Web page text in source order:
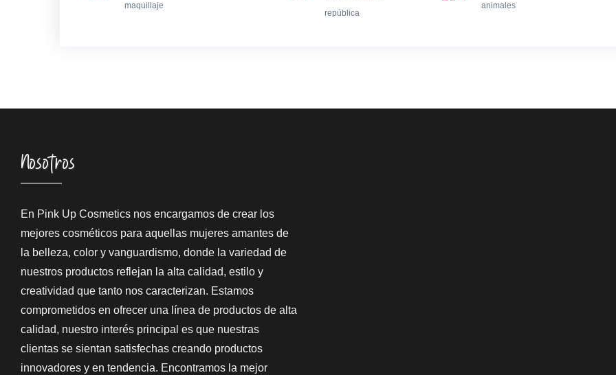
maquillaje
república
animales
Nosotros
En Pink Up Cosmetics nos encargamos de crear los
mejores cosméticos para aquellas mujeres amantes de
la belleza, color y vanguardismo, donde la variedad de
nuestros productos reflejan la alta calidad, estilo y
creatividad que tanto nos caracterizan. Estamos
comprometidos en ofrecer una línea de productos de alta
calidad, nuestro interés principal es que nuestras
clientas se sientan satisfechas creando productos
innovadores y en tendencia. Encontramos la mejor